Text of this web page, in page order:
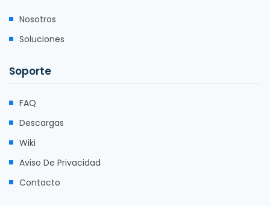
Nosotros
Soluciones
Soporte
FAQ
Descargas
Wiki
Aviso De Privacidad
Contacto